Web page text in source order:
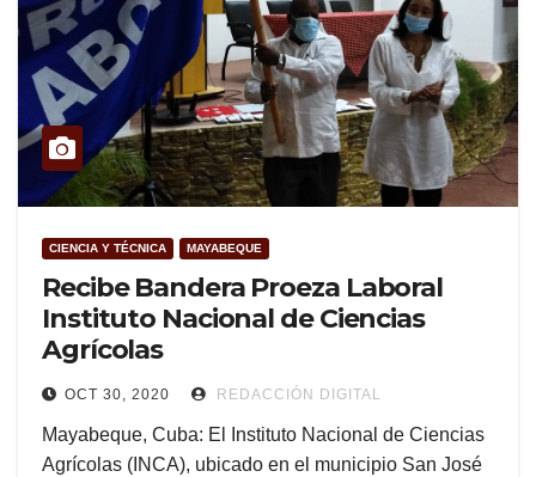
CIENCIA Y TÉCNICA MAYABEQUE
Recibe Bandera Proeza Laboral
Instituto Nacional de Ciencias
Agrícolas
OCT 30, 2020 REDACCIÓN DIGITAL
Mayabeque, Cuba: El Instituto Nacional de Ciencias
Agrícolas (INCA), ubicado en el municipio San José